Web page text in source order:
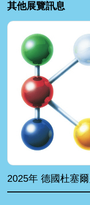
其他展覽訊息
2025年 德國杜塞